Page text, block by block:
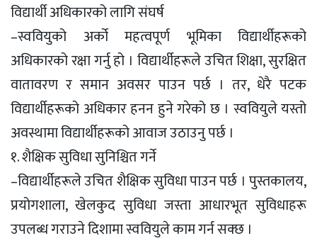
विद्यार्थी अधिकारको लागि संघर्ष
–स्ववियुको अर्को महत्वपूर्ण भूमिका विद्यार्थीहरूको
अधिकारको रक्षा गर्नु हो । विद्यार्थीहरूले उचित शिक्षा, सुरक्षित
वातावरण र समान अवसर पाउन पर्छ । तर, धेरै पटक
विद्यार्थीहरूको अधिकार हनन हुने गरेको छ । स्ववियुले यस्तो
अवस्थामा विद्यार्थीहरूको आवाज उठाउनु पर्छ ।
१. शैक्षिक सुविधा सुनिश्चित गर्ने
–विद्यार्थीहरूले उचित शैक्षिक सुविधा पाउन पर्छ । पुस्तकालय,
प्रयोगशाला, खेलकुद सुविधा जस्ता आधारभूत सुविधाहरू
उपलब्ध गराउने दिशामा स्ववियुले काम गर्न सक्छ ।